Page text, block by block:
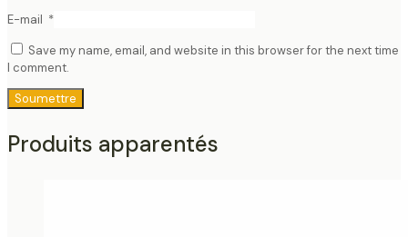
E-mail *
Save my name, email, and website in this browser for the next time
I comment.
Produits apparentés